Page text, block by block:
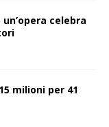
celebra
milioni per 41